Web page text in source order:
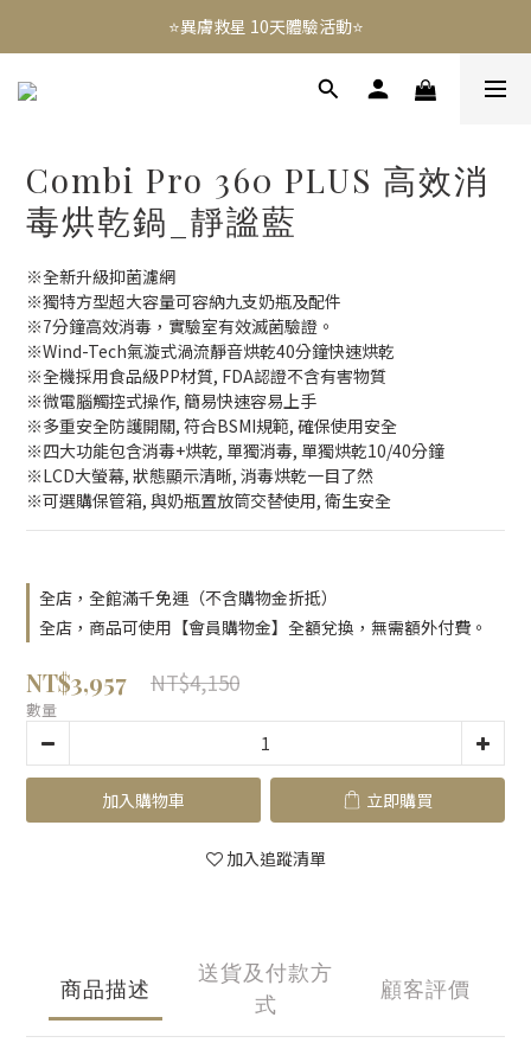
⭐️異膚救星 10天體驗活動⭐️
⭐️異膚救星 10天體驗活動⭐️
註冊禮｜新會員領免運券(首次) 滿千免運費
⭐️異膚救星 10天體驗活動⭐️
Combi Pro 360 PLUS 高效消
毒烘乾鍋_靜謐藍
※全新升級抑菌濾網
※獨特方型超大容量可容納九支奶瓶及配件
※7分鐘高效消毒，實驗室有效滅菌驗證。
※Wind-Tech氣漩式渦流靜音烘乾40分鐘快速烘乾
※全機採用食品級PP材質, FDA認證不含有害物質
※微電腦觸控式操作, 簡易快速容易上手
※多重安全防護開關, 符合BSMI規範, 確保使用安全
※四大功能包含消毒+烘乾, 單獨消毒, 單獨烘乾10/40分鐘
※LCD大螢幕, 狀態顯示清晰, 消毒烘乾一目了然
※可選購保管箱, 與奶瓶置放筒交替使用, 衛生安全
全店，全館滿千免運（不含購物金折抵）
全店，商品可使用【會員購物金】全額兌換，無需額外付費。
NT$3,957 NT$4,150
數量
加入購物車 立即購買
加入追蹤清單
商品描述
送貨及付款方
式
顧客評價